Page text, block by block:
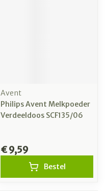
Avent
Philips Avent Melkpoeder
Verdeeldoos SCF135/06
€ 9,59
Bestel